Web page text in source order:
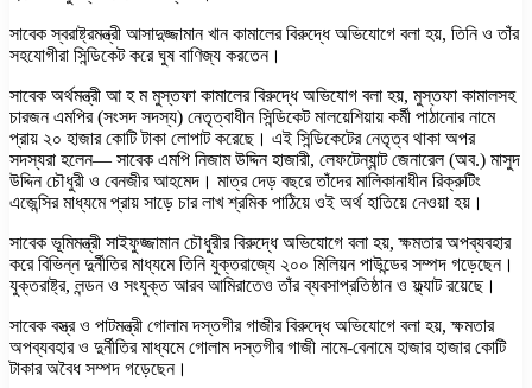
সাবেক স্বরাষ্ট্রমন্ত্রী আসাদুজ্জামান খান কামালের বিরুদ্ধে অভিযোগে বলা হয়, তিনি ও তাঁর
সহযোগীরা সিন্ডিকেট করে ঘুষ বাণিজ্য করতেন।
সাবেক অর্থমন্ত্রী আ হ ম মুস্তফা কামালের বিরুদ্ধে অভিযোগ বলা হয়, মুস্তফা কামালসহ
চারজন এমপির (সংসদ সদস্য) নেতৃত্বাধীন সিন্ডিকেট মালয়েশিয়ায় কর্মী পাঠানোর নামে
প্রায় ২০ হাজার কোটি টাকা লোপাট করেছে। এই সিন্ডিকেটের নেতৃত্ব থাকা অপর
সদস্যরা হলেন— সাবেক এমপি নিজাম উদ্দিন হাজারী, লেফটেন্যান্ট জেনারেল (অব.) মাসুদ
উদ্দিন চৌধুরী ও বেনজীর আহমেদ। মাত্র দেড় বছরে তাঁদের মালিকানাধীন রিক্রুটিং
এজেন্সির মাধ্যমে প্রায় সাড়ে চার লাখ শ্রমিক পাঠিয়ে ওই অর্থ হাতিয়ে নেওয়া হয়।
সাবেক ভূমিমন্ত্রী সাইফুজ্জামান চৌধুরীর বিরুদ্ধে অভিযোগে বলা হয়, ক্ষমতার অপব্যবহার
করে বিভিন্ন দুর্নীতির মাধ্যমে তিনি যুক্তরাজ্যে ২০০ মিলিয়ন পাউন্ডের সম্পদ গড়েছেন।
যুক্তরাষ্ট্র, লন্ডন ও সংযুক্ত আরব আমিরাতেও তাঁর ব্যবসাপ্রতিষ্ঠান ও ফ্ল্যাট রয়েছে।
সাবেক বস্ত্র ও পাটমন্ত্রী গোলাম দস্তগীর গাজীর বিরুদ্ধে অভিযোগে বলা হয়, ক্ষমতার
অপব্যবহার ও দুর্নীতির মাধ্যমে গোলাম দস্তগীর গাজী নামে-বেনামে হাজার হাজার কোটি
টাকার অবৈধ সম্পদ গড়েছেন।